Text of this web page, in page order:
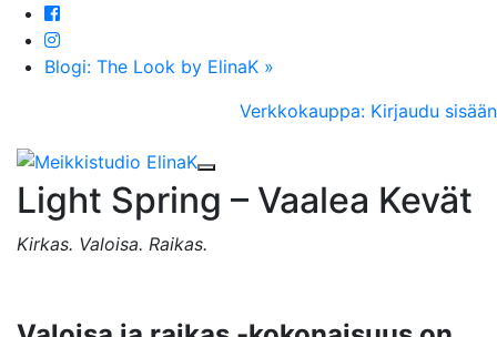
Blogi: The Look by ElinaK »
Verkkokauppa: Kirjaudu sisään
Light Spring – Vaalea Kevät
Kirkas. Valoisa. Raikas.